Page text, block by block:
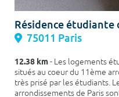
Résidence étudiante
75011 Paris
12.38 km- Les logements
situés au coeur du 11ème
très prisé par les étudiants.
arrondissements de Paris